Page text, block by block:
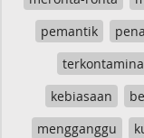
pemantik
kebiasaan
mengganggu